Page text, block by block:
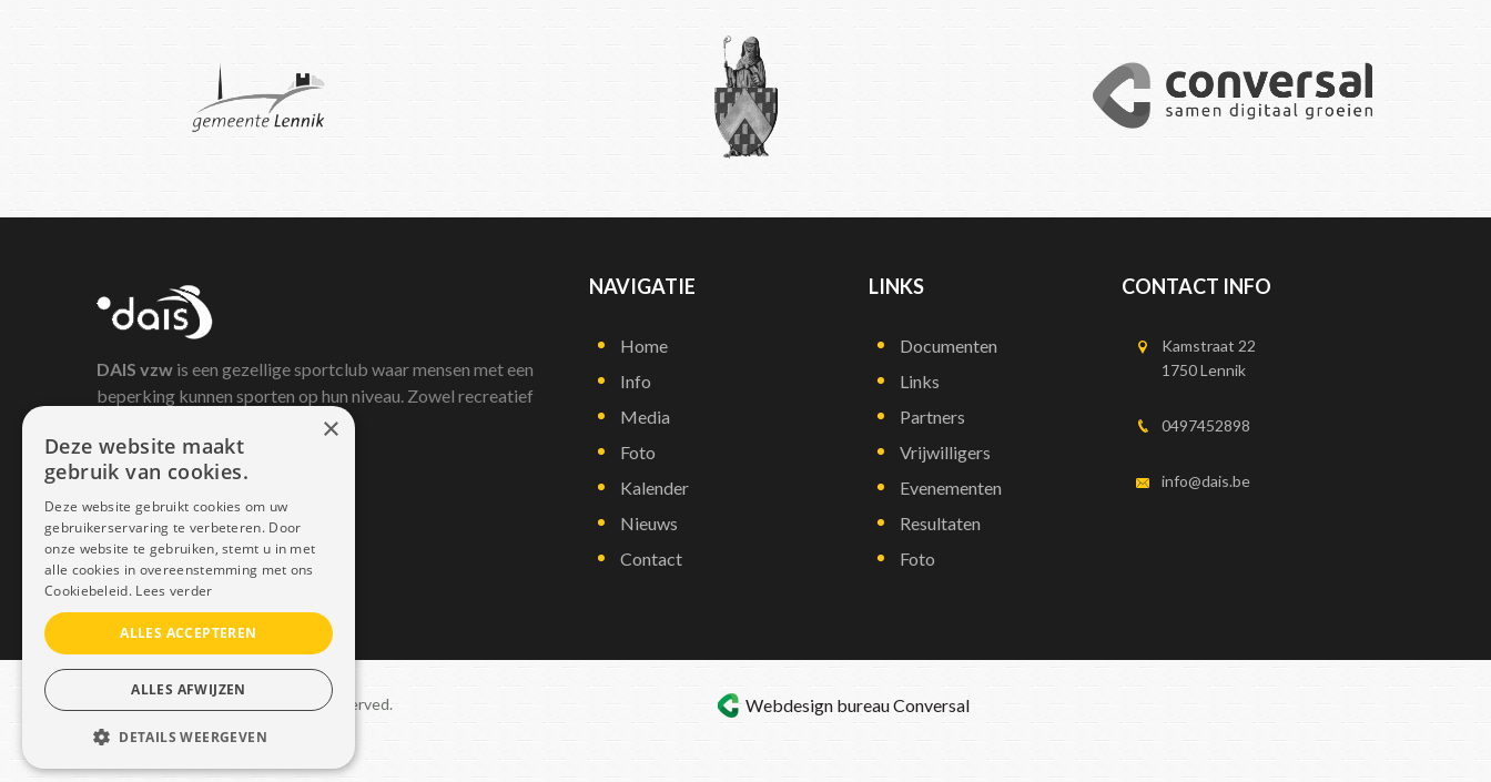
DAIS vzw is een gezellige sportclub waar mensen met een
beperking kunnen sporten op hun niveau. Zowel recreatief
NAVIGATIE
Home
Info
Media
Foto
Kalender
Nieuws
Contact
LINKS
Documenten
Links
Partners
Vrijwilligers
Evenementen
Resultaten
Foto
CONTACT INFO
Kamstraat 22
1750 Lennik
0497452898
info@dais.be
Copyright © 2021 Dais. All rights reserved.
Sitemap–GDPR
Webdesign bureauConversal
×
Deze website maakt
gebruik van cookies.
Deze website gebruikt cookies om uw
gebruikerservaring te verbeteren. Door
onze website te gebruiken, stemt u in met
alle cookies in overeenstemming met ons
Cookiebeleid. Lees verder
ALLES ACCEPTEREN
ALLES AFWIJZEN
DETAILS WEERGEVEN
STRIKT NOODZAKELIJK